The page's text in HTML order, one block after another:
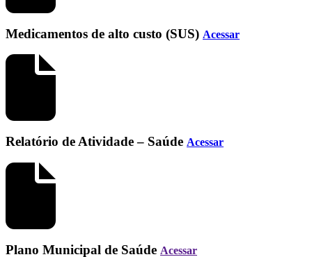
Medicamentos de alto custo (SUS) Acessar
Relatório de Atividade – Saúde Acessar
Plano Municipal de Saúde Acessar